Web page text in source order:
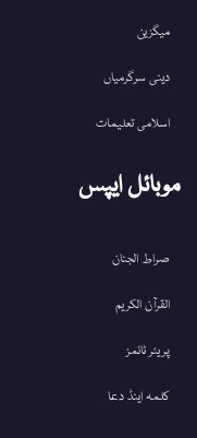
میگزین
دینی سرگرمیاں
اسلامی تعلیمات
موبائل ایپس
صراط الجنان
القرآن الکریم
پریئر ٹائمز
کلمہ اینڈ دعا